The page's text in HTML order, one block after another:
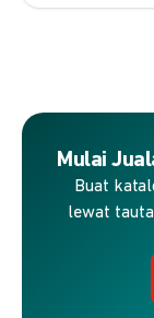
Mulai
Buat
lewat